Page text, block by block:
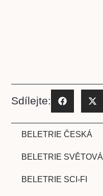
Sdílejte:
BELETRIE ČESKÁ
BELETRIE SVĚTOVÁ
BELETRIE SCI-FI